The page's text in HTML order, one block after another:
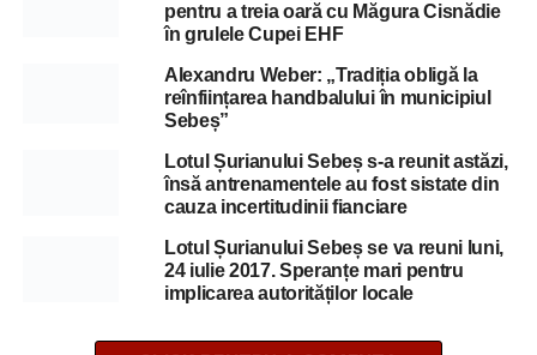
pentru a treia oară cu Măgura Cisnădie
în grulele Cupei EHF
Alexandru Weber: „Tradiția obligă la
reînființarea handbalului în municipiul
Sebeș”
Lotul Șurianului Sebeș s-a reunit astăzi,
însă antrenamentele au fost sistate din
cauza incertitudinii fianciare
Lotul Șurianului Sebeș se va reuni luni,
24 iulie 2017. Speranțe mari pentru
implicarea autorităților locale